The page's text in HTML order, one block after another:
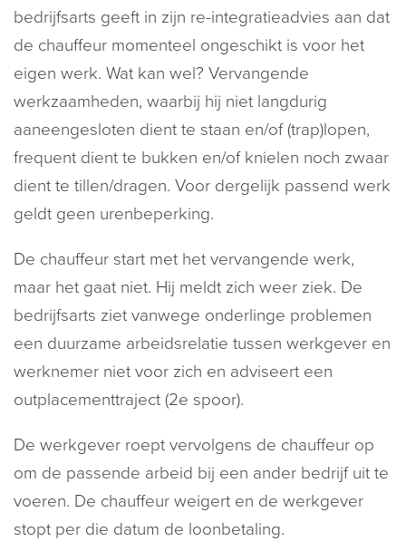
bedrijfsarts geeft in zijn re-integratieadvies aan dat
de chauffeur momenteel ongeschikt is voor het
eigen werk. Wat kan wel? Vervangende
werkzaamheden, waarbij hij niet langdurig
aaneengesloten dient te staan en/of (trap)lopen,
frequent dient te bukken en/of knielen noch zwaar
dient te tillen/dragen. Voor dergelijk passend werk
geldt geen urenbeperking.
De chauffeur start met het vervangende werk,
maar het gaat niet. Hij meldt zich weer ziek. De
bedrijfsarts ziet vanwege onderlinge problemen
een duurzame arbeidsrelatie tussen werkgever en
werknemer niet voor zich en adviseert een
outplacementtraject (2e spoor).
De werkgever roept vervolgens de chauffeur op
om de passende arbeid bij een ander bedrijf uit te
voeren. De chauffeur weigert en de werkgever
stopt per die datum de loonbetaling.